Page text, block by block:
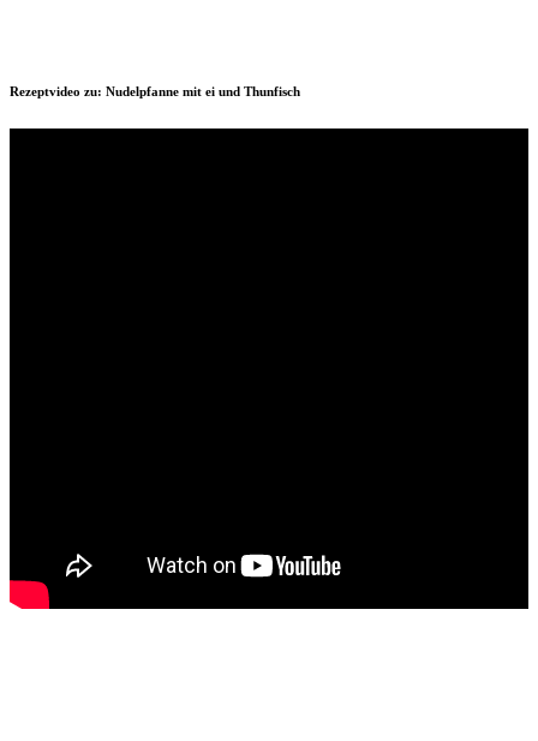
Rezeptvideo zu: Nudelpfanne mit ei und Thunfisch